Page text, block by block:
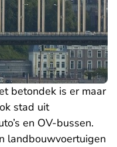
betondek is er maar
stad uit
en OV-bussen.
landbouwvoertuigen